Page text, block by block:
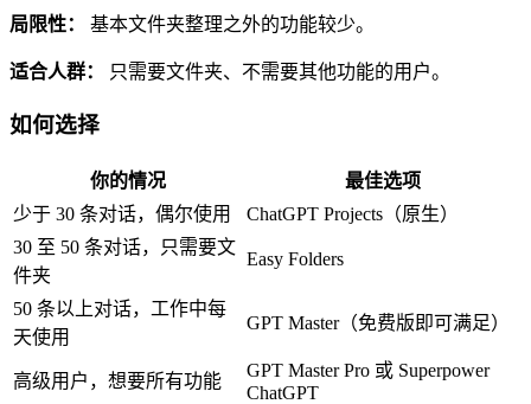
局限性： 基本文件夹整理之外的功能较少。
适合人群： 只需要文件夹、不需要其他功能的用户。
如何选择
你的情况
最佳选项
少于 30 条对话，偶尔使用
ChatGPT Projects（原生）
30 至 50 条对话，只需要文
件夹
Easy Folders
50 条以上对话，工作中每
天使用
GPT Master（免费版即可满足）
高级用户，想要所有功能
GPT Master Pro 或 Superpower
ChatGPT